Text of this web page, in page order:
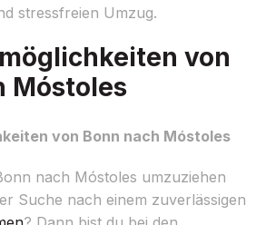
stressfreien Umzug.
von
Móstoles
von Bonn nach Móstoles
nach Móstoles umzuziehen
Suche nach einem zuverlässigen